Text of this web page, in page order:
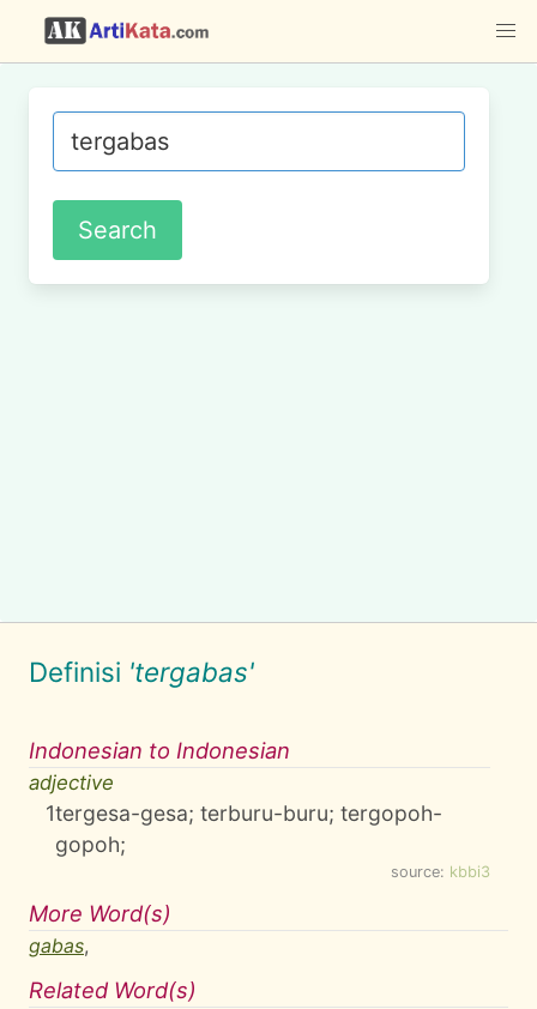
Definisi 'tergabas'
Indonesian to Indonesian
adjective
1tergesa-gesa; terburu-buru; tergopoh-
gopoh;
source: kbbi3
More Word(s)
gabas,
Related Word(s)